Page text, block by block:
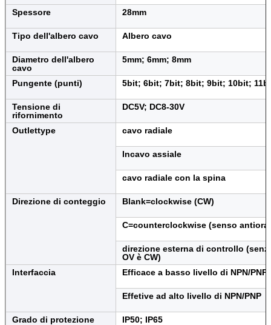
Spessore 28mm
Tipo dell'albero cavo Albero cavo
Diametro dell'albero
cavo
5mm; 6mm; 8mm
Pungente (punti) 5bit; 6bit; 7bit; 8bit; 9bit; 10bit;
Tensione di
rifornimento
DC5V; DC8-30V
Outlettype cavo radiale
Incavo assiale
cavo radiale con la spina
Direzione di conteggio Blank=clockwise (CW)
C=counterclockwise (senso
direzione esterna di controllo
OV è CW)
Interfaccia
Efficace a basso livello di NPN/PNP
Effetive ad alto livello di NPN/PNP
Grado di protezione IP50; IP65